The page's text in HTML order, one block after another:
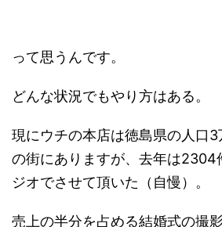
って思うんです。
どんな状況でもやり方はある。
現にウチの本店は徳島県の人口
の街にありますが、去年は2304
ジオでさせて頂いた（自慢）。
売上の半分を占める結婚式の撮